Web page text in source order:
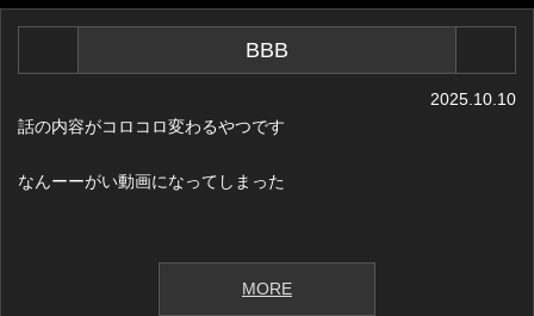
BBB
2025.10.10
話の内容がコロコロ変わるやつです
なんーーがい動画になってしまった
MORE